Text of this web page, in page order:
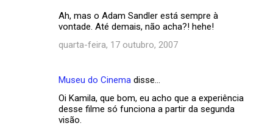
Ah, mas o Adam Sandler está sempre à
vontade. Até demais, não acha?! hehe!
quarta-feira, 17 outubro, 2007
Museu do Cinema disse…
Oi Kamila, que bom, eu acho que a experiência
desse filme só funciona a partir da segunda
visão.